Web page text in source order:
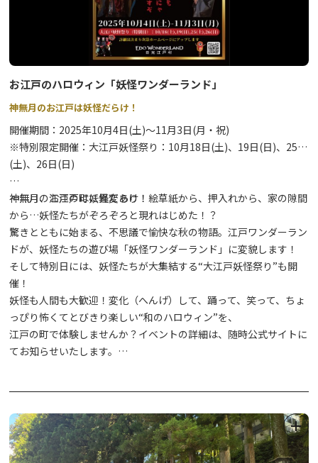
参加チケット（1枚2,000円）をご購入いただくと、下記体験プログ
ラム7種の中からお好きなものを1種お選びいただけます。（体験1
回分・用具使用料込み）
＜奥日光湯元温泉旅館協同組合加盟宿にお泊りのお客様は、キャッ
シュバック特典付き！＞
アウトドアデイズ参加チケット（1チケット2,000円分）を全額キ
ャッシュバック（お一人様につき1枚まで）
※9：00からチケット販売開始、無くなり次第終了
※チケットは現地現金販売のみ（予約販売なし）
※体験プログラムにより開始時間が異なります
※チケット販売場所：日光湯元ビジターセンター
※主催：奥日光湯元のおもてなし会
企画運営：日光自然ガイド協議会
後援協力：日光市、日光市観光協会
＜体験プログラム一覧＞
・スノーシュー体験
・アニマルトラッキング＆野鳥観察
・スキーシュー（スノーハイク）
・クロスカントリースキー体験
※プログラム詳細は、下記「関連資料」をご確認ください。
お江戸のハロウィン「妖怪ワンダーランド」
神無月のお江戸は妖怪だらけ！
開催期間： 2025年10月4日(土)〜11月3日(月・祝)
※特別限定開催：大江戸妖怪祭り： 10月18日(土)、 19日(日)、 25日
(土)、 26日(日)
神無月のお江戸は妖怪だらけ！
神無月、江戸の町に異変あり！絵草紙から、押入れから、家の隙間
から…妖怪たちがぞろぞろと現れはじめた！？
驚きとともに始まる、不思議で愉快な秋の物語。江戸ワンダーラン
ドが、妖怪たちの遊び場「妖怪ワンダーランド」に変貌します！
そして特別日には、妖怪たちが大集結する“大江戸妖怪祭り”も開
催！
妖怪も人間も大歓迎！変化（へんげ）して、踊って、笑って、ちょ
っぴり怖くてとびきり楽しい“和のハロウィン”を、
江戸の町で体験しませんか？イベントの詳細は、随時公式サイトに
てお知らせいたします。